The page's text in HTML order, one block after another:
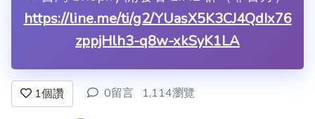
https://line.me/ti/g2/YUasX5K3CJ4QdIx76
zppjHlh3-q8w-xkSyK1LA
1個讚 0留言 1,114瀏覽